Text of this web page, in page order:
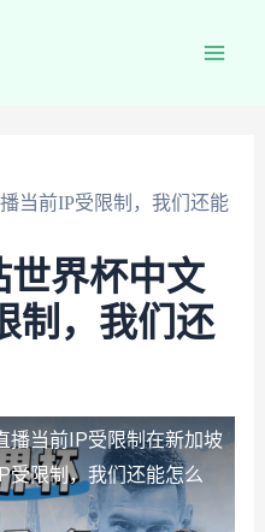
当前IP受限制，我们还能
世界杯中文
制，我们还
播当前IP受限制在新加坡
受限制，我们还能怎么